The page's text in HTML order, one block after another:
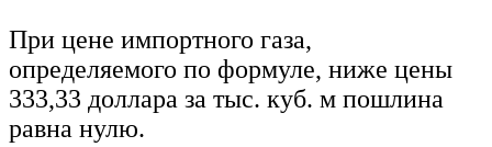
При цене импортного газа,
определяемого по формуле, ниже цены
333,33 доллара за тыс. куб. м пошлина
равна нулю.